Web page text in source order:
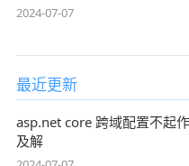
2024-07-07
最近更新
asp.net core 跨域配置不起
及解